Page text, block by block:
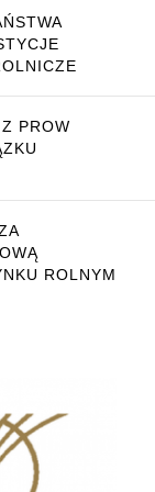
PROW
ROLNYM